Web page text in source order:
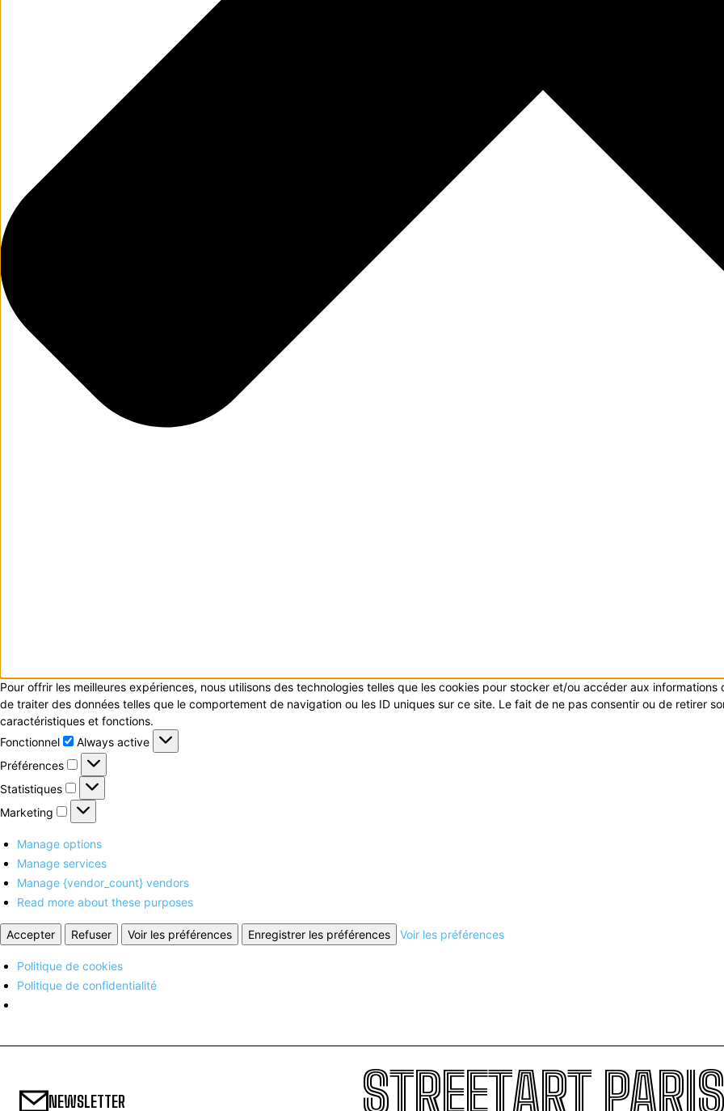
Pour offrir les meilleures expériences, nous utilisons des technologies telles que les cookies pour stocker et/ou accéder aux
de traiter des données telles que le comportement de navigation ou les ID uniques sur ce site. Le fait de ne pas consentir ou de retirer
caractéristiques et fonctions.
Fonctionnel
Fonctionnel
Always active
Préférences
Préférences
Statistiques
Statistiques
Marketing
Marketing
Manage options
Manage services
Manage {vendor_count} vendors
Read more about these purposes
Accepter Refuser Voir les préférences Enregistrer les préférences Voir les préférences
Politique de cookies
Politique de confidentialité
NEWSLETTER STREETART PARIS